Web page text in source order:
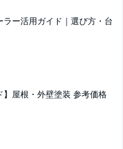
ラー活用ガイド｜選び方・台
】屋根・外壁塗装 参考価格